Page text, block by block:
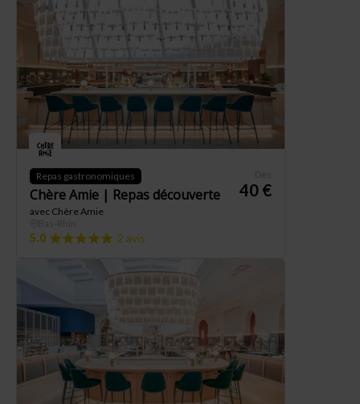
Repas gastronomiques
Chère Amie | Repas découverte
avec Chère Amie
40 €
5.0 2 avis